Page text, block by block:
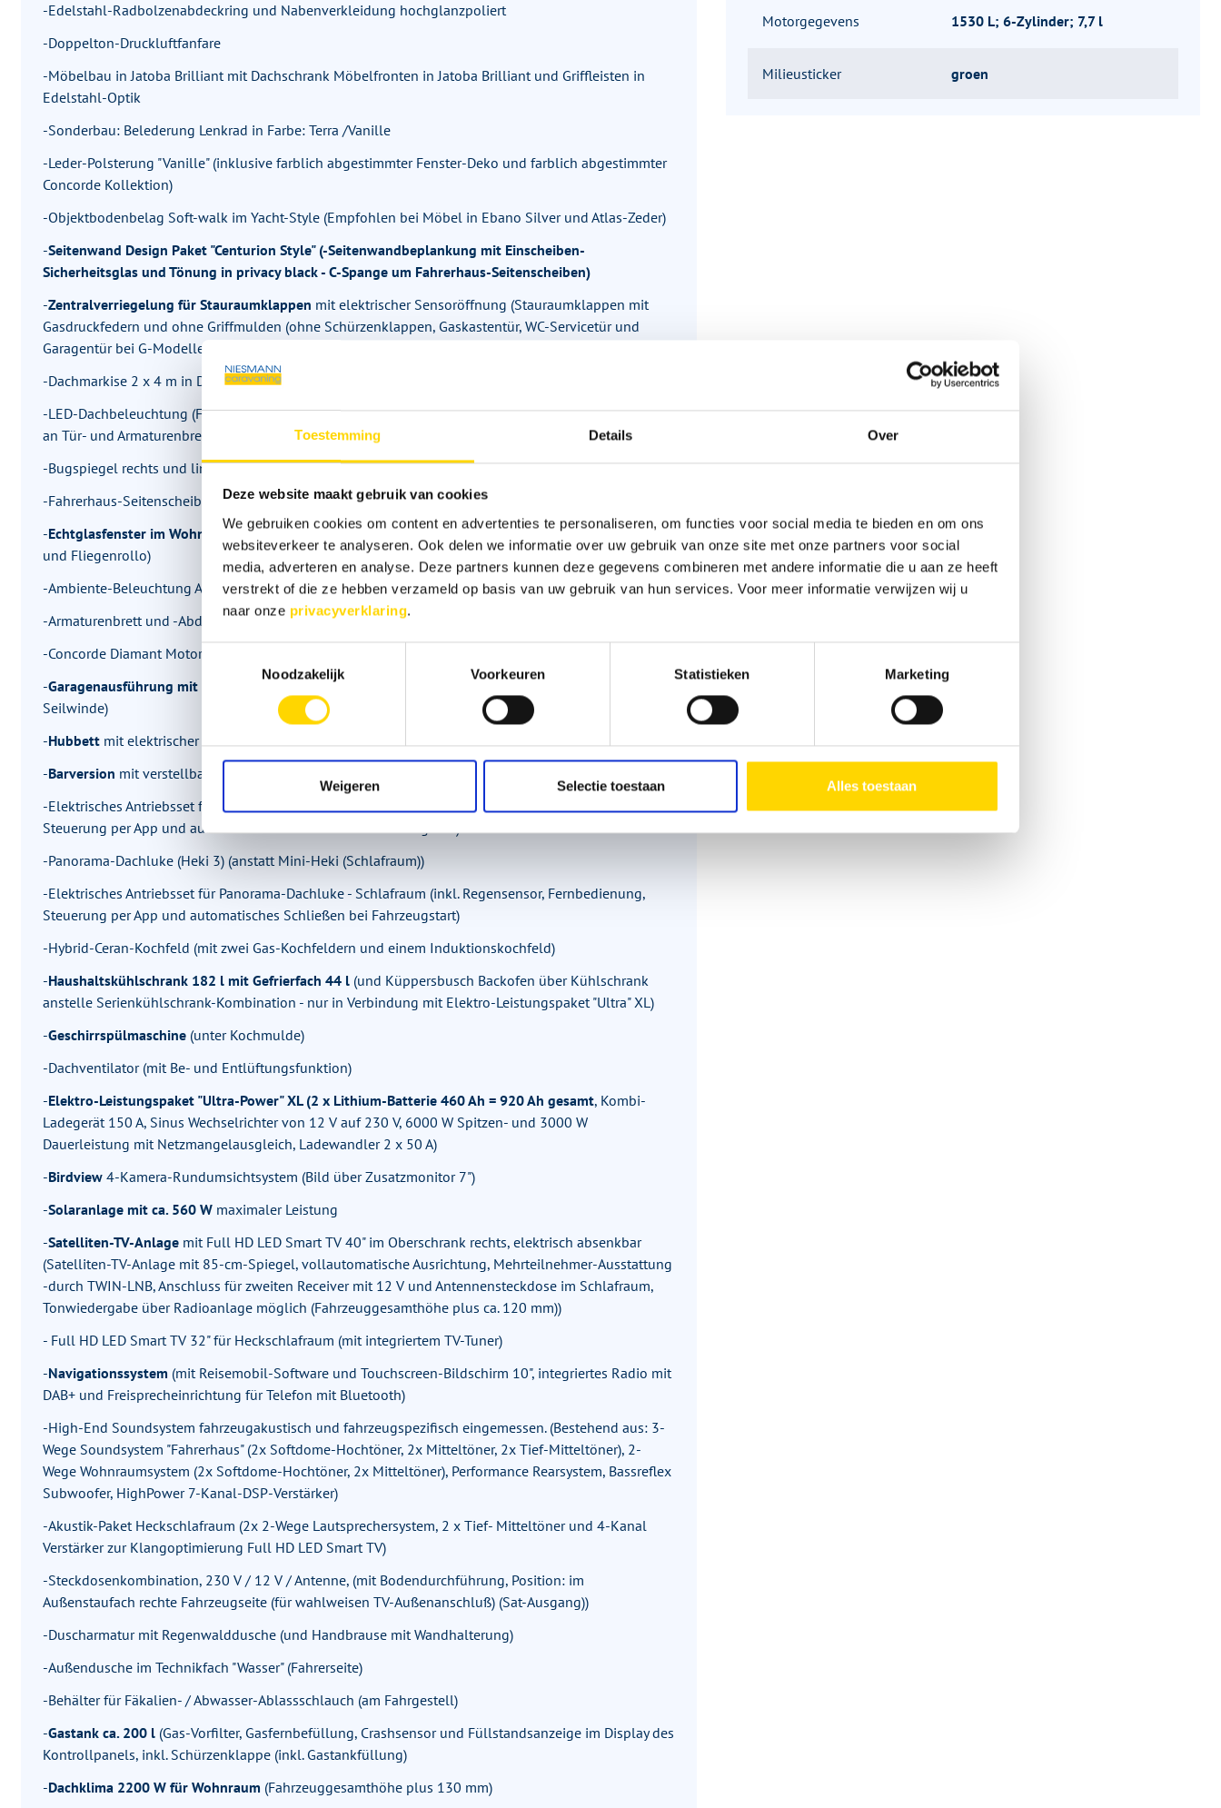
Toestemming Details Over
Deze website maakt gebruik van cookies
We gebruiken cookies om content en advertenties te personaliseren, om functies voor social media te bieden en om ons
websiteverkeer te analyseren. Ook delen we informatie over uw gebruik van onze site met onze partners voor social
media, adverteren en analyse. Deze partners kunnen deze gegevens combineren met andere informatie die u aan ze heeft
verstrekt of die ze hebben verzameld op basis van uw gebruik van hun services. Voor meer informatie verwijzen wij u
naar onze privacyverklaring.
Toestemmingsselectie
Noodzakelijk
Voorkeuren Statistieken Marketing
Weigeren Selectie toestaan Alles toestaan
-Edelstahl-Radbolzenabdeckring und Nabenverkleidung hochglanzpoliert
-Doppelton-Druckluftfanfare
-Möbelbau in Jatoba Brilliant mit Dachschrank Möbelfronten in Jatoba Brilliant und Griffleisten in
Edelstahl-Optik
-Sonderbau: Belederung Lenkrad in Farbe: Terra /Vanille
-Leder-Polsterung "Vanille" (inklusive farblich abgestimmter Fenster-Deko und farblich abgestimmter
Concorde Kollektion)
-Objektbodenbelag Soft-walk im Yacht-Style (Empfohlen bei Möbel in Ebano Silver und Atlas-Zeder)
-Seitenwand Design Paket "Centurion Style" (-Seitenwandbeplankung mit Einscheiben-
Sicherheitsglas und Tönung in privacy black - C-Spange um Fahrerhaus-Seitenscheiben)
-Zentralverriegelung für Stauraumklappen mit elektrischer Sensoröffnung (Stauraumklappen mit
Gasdruckfedern und ohne Griffmulden (ohne Schürzenklappen, Gaskastentür, WC-Servicetür und
Garagentür bei G-Modellen))
-Dachmarkise 2 x 4 m in Dachprofil integriert, elektrisch
-LED-Dachbeleuchtung (Fahrer- und Beifahrerseite: getrennt schaltbar und dimmbar, Schaltfunktion
an Tür- und Armaturenbrett, Heck: Schaltfunktion am Armaturenbrett)
-Bugspiegel rechts und links (für Reisebus-Außenspiegel)
-Fahrerhaus-Seitenscheiben isolierverglast (mit elektrischer Betätigung)
-Echtglasfenster im Wohnraum(doppelverglast und getönt, ausstellbar, mit Verdunklungsplissee
und Fliegenrollo)
-Ambiente-Beleuchtung Armaturenbrett
-Armaturenbrett und -Abdeckung (mit Kunstleder Bicolor "Vanille / Terra" bezogen)
-Concorde Diamant Motorhaube beleuchtet
-Garagenausführung mit Plattform
(für Modelle mit PKW-Garage, anstelle Rampensystem und
Seilwinde)
-Hubbett mit elektrischer Betätigung (mit Unterfederung, anstelle Frontoberschränke)
-Barversion mit verstellbarem Einzelsitz und CL-Lounge (5 Personen-Zulassung)
-Elektrisches Antriebsset für Panorama-Dachluke - Wohnaum (inkl. Regensensor, Fernbedienung,
Steuerung per App und automatisches Schließen bei Fahrzeugstart)
-Panorama-Dachluke (Heki 3) (anstatt Mini-Heki (Schlafraum))
-Elektrisches Antriebsset für Panorama-Dachluke - Schlafraum (inkl. Regensensor, Fernbedienung,
Steuerung per App und automatisches Schließen bei Fahrzeugstart)
-Hybrid-Ceran-Kochfeld (mit zwei Gas-Kochfeldern und einem Induktionskochfeld)
-Haushaltskühlschrank 182 l mit Gefrierfach 44 l (und Küppersbusch Backofen über Kühlschrank
anstelle Serienkühlschrank-Kombination - nur in Verbindung mit Elektro-Leistungspaket "Ultra" XL)
-Geschirrspülmaschine (unter Kochmulde)
-Dachventilator (mit Be- und Entlüftungsfunktion)
-Elektro-Leistungspaket "Ultra-Power" XL (2 x Lithium-Batterie 460 Ah = 920 Ah gesamt, Kombi-
Ladegerät 150 A, Sinus Wechselrichter von 12 V auf 230 V, 6000 W Spitzen- und 3000 W
Dauerleistung mit Netzmangelausgleich, Ladewandler 2 x 50 A)
-Birdview 4-Kamera-Rundumsichtsystem (Bild über Zusatzmonitor 7")
-Solaranlage mit ca. 560 W maximaler Leistung
-Satelliten-TV-Anlage mit Full HD LED Smart TV 40" im Oberschrank rechts, elektrisch absenkbar
(Satelliten-TV-Anlage mit 85-cm-Spiegel, vollautomatische Ausrichtung, Mehrteilnehmer-Ausstattung
-durch TWIN-LNB, Anschluss für zweiten Receiver mit 12 V und Antennensteckdose im Schlafraum,
Tonwiedergabe über Radioanlage möglich (Fahrzeuggesamthöhe plus ca. 120 mm))
- Full HD LED Smart TV 32" für Heckschlafraum (mit integriertem TV-Tuner)
-Navigationssystem (mit Reisemobil-Software und Touchscreen-Bildschirm 10", integriertes Radio mit
DAB+ und Freisprecheinrichtung für Telefon mit Bluetooth)
-High-End Soundsystem fahrzeugakustisch und fahrzeugspezifisch eingemessen. (Bestehend aus: 3-
Wege Soundsystem "Fahrerhaus" (2x Softdome-Hochtöner, 2x Mitteltöner, 2x Tief-Mitteltöner), 2-
Wege Wohnraumsystem (2x Softdome-Hochtöner, 2x Mitteltöner), Performance Rearsystem, Bassreflex
Subwoofer, HighPower 7-Kanal-DSP-Verstärker)
-Akustik-Paket Heckschlafraum (2x 2-Wege Lautsprechersystem, 2 x Tief- Mitteltöner und 4-Kanal
Verstärker zur Klangoptimierung Full HD LED Smart TV)
-Steckdosenkombination, 230 V / 12 V / Antenne, (mit Bodendurchführung, Position: im
Außenstaufach rechte Fahrzeugseite (für wahlweisen TV-Außenanschluß) (Sat-Ausgang))
-Duscharmatur mit Regenwalddusche (und Handbrause mit Wandhalterung)
-Außendusche im Technikfach "Wasser" (Fahrerseite)
-Behälter für Fäkalien- / Abwasser-Ablassschlauch (am Fahrgestell)
-Gastank ca. 200 l (Gas-Vorfilter, Gasfernbefüllung, Crashsensor und Füllstandsanzeige im Display des
Kontrollpanels, inkl. Schürzenklappe (inkl. Gastankfüllung)
-Dachklima 2200 W für Wohnraum (Fahrzeuggesamthöhe plus 130 mm)
Motorgegevens 1530 L; 6-Zylinder; 7,7 l
Milieusticker groen